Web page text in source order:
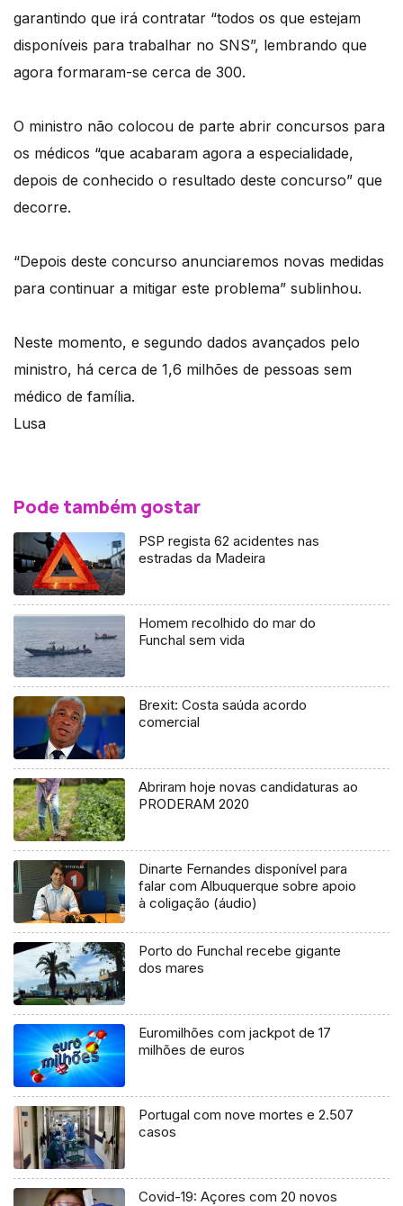
garantindo que irá contratar “todos os que estejam
disponíveis para trabalhar no SNS”, lembrando que
agora formaram-se cerca de 300.
O ministro não colocou de parte abrir concursos para
os médicos “que acabaram agora a especialidade,
depois de conhecido o resultado deste concurso” que
decorre.
“Depois deste concurso anunciaremos novas medidas
para continuar a mitigar este problema” sublinhou.
Neste momento, e segundo dados avançados pelo
ministro, há cerca de 1,6 milhões de pessoas sem
médico de família.
Lusa
Pode também gostar
PSP regista 62 acidentes nas
estradas da Madeira
Homem recolhido do mar do
Funchal sem vida
Brexit: Costa saúda acordo
comercial
Abriram hoje novas candidaturas ao
PRODERAM 2020
Dinarte Fernandes disponível para
falar com Albuquerque sobre apoio
à coligação (áudio)
Porto do Funchal recebe gigante
dos mares
Euromilhões com jackpot de 17
milhões de euros
Portugal com nove mortes e 2.507
casos
Covid-19: Açores com 20 novos